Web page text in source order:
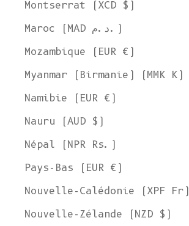
Montserrat (XCD $)
Maroc (MAD د.م.)
Mozambique (EUR €)
Myanmar (Birmanie) (MMK K)
Namibie (EUR €)
Nauru (AUD $)
Népal (NPR Rs.)
Pays-Bas (EUR €)
Nouvelle-Calédonie (XPF Fr)
Nouvelle-Zélande (NZD $)
Bienvenue chez L'ENVERS
Il semble que vous soyez dans
Expédier à
États-Unis
Langue
Anglais